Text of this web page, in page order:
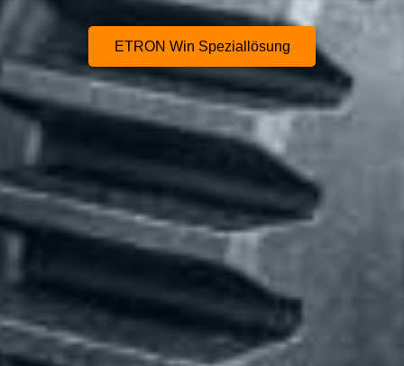
ETRON Win Speziallösung